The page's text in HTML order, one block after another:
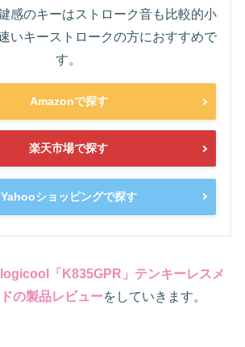
感のキーはストローク音も比較的小
いキーストロークの方におすすめで
す。
Amazonで探す
楽天市場で探す
Yahooショッピングで探す
logicool「K835GPR」テンキーレスメ
の製品レビューをしていきます。